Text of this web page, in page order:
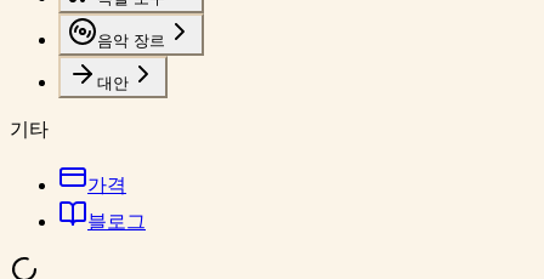
음악 장르
대안
기타
가격
블로그